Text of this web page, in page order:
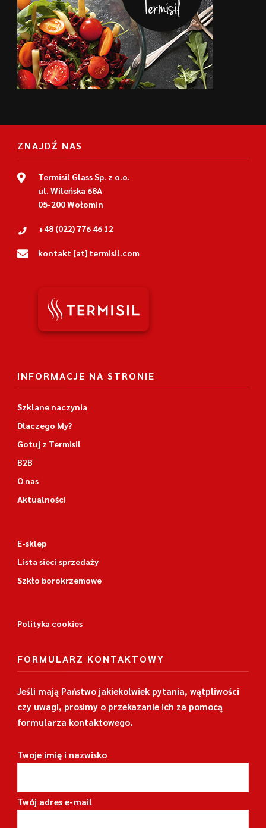
ZNAJDŹ NAS
Termisil Glass Sp. z o.o.
ul. Wileńska 68A
05-200 Wołomin
+48 (022) 776 46 12
kontakt [at] termisil.com
INFORMACJE NA STRONIE
Szklane naczynia
Dlaczego My?
Gotuj z Termisil
B2B
O nas
Aktualności
E-sklep
Lista sieci sprzedaży
Szkło borokrzemowe
Polityka cookies
FORMULARZ KONTAKTOWY
Jeśli mają Państwo jakiekolwiek pytania, wątpliwości
czy uwagi, prosimy o przekazanie ich za pomocą
formularza kontaktowego.
Twoje imię i nazwisko
Twój adres e-mail